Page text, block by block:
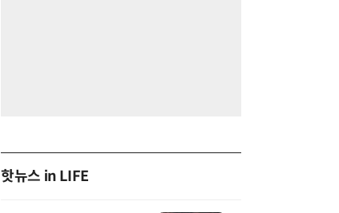
핫뉴스 in LIFE